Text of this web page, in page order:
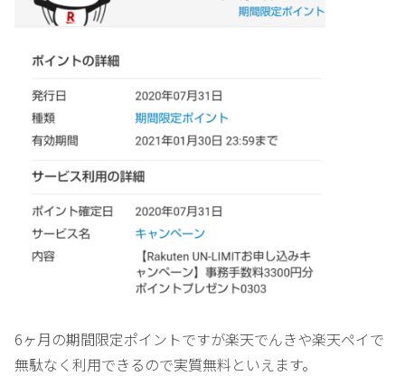
6ヶ月の期間限定ポイントですが楽天でんきや楽天ペイで
無駄なく利用できるので実質無料といえます。